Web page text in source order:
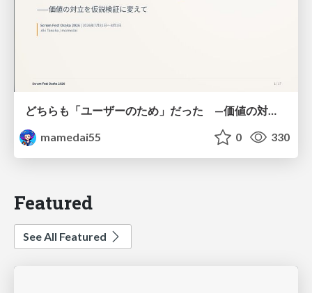
どちらも「ユーザーのため」だった —価値の対立を仮説検証に変えて #Scrumfest Osaka 2026
mamedai55
0 330
Featured
See All Featured